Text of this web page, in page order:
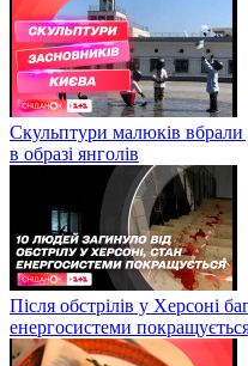
Скульптури малюків вбрали
в образі янголів
Після обстрілів у Херсоні
енергосистеми